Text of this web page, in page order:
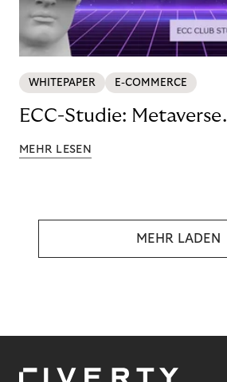
WHITEPAPER E-COMMERCE
ECC-Studie: Metaverse.
MEHR LESEN
MEHR LADEN